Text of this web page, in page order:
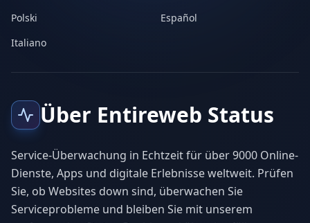
Polski
Español
Italiano
Über Entireweb Status
Service-Überwachung in Echtzeit für über 9000 Online-
Dienste, Apps und digitale Erlebnisse weltweit. Prüfen
Sie, ob Websites down sind, überwachen Sie
Serviceprobleme und bleiben Sie mit unserem